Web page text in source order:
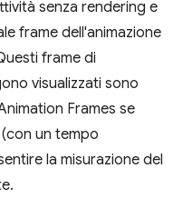
senza rendering e
frame dell'animazione
frame di
visualizzati sono
Frames se
un tempo
la misurazione del